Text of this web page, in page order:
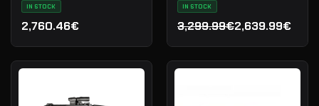
IN STOCK
2,760.46€
IN STOCK
3,299.99€
Oorspronkelijke prijs
2,639.99€
Huidige prijs is: